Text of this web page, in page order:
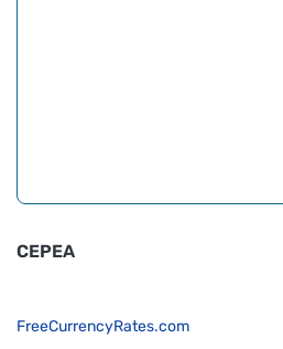
CEPEA
FreeCurrencyRates.com